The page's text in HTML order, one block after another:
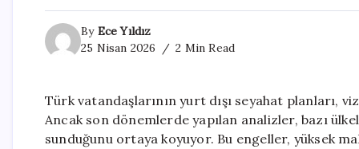
By Ece Yıldız
25 Nisan 2026
2 Min Read
Türk vatandaşlarının yurt dışı seyahat planları,
Ancak son dönemlerde yapılan analizler, bazı
sunduğunu ortaya koyuyor. Bu engeller, yüksek